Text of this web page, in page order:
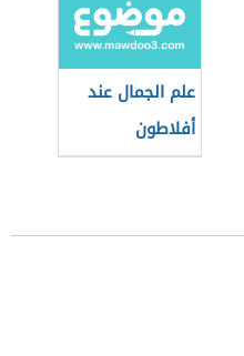
علم الجمال عند
أفلاطون